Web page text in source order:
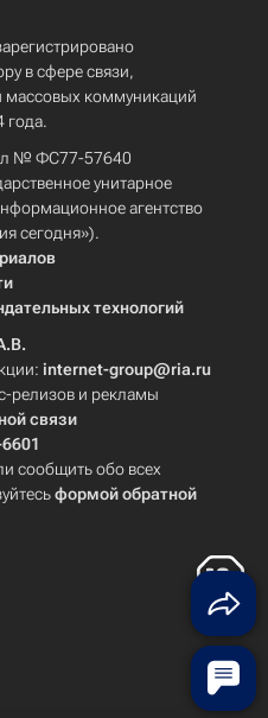
в сфере связи,
коммуникаций
года.
№ ФС77-57640
унитарное
агентство
сегодня»).
технологий
internet-group@ria.ru
релизов и рекламы
связи
сообщить обо всех
формой обратной